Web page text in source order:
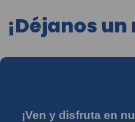
¡Déjanos
¡Ven y disfruta en